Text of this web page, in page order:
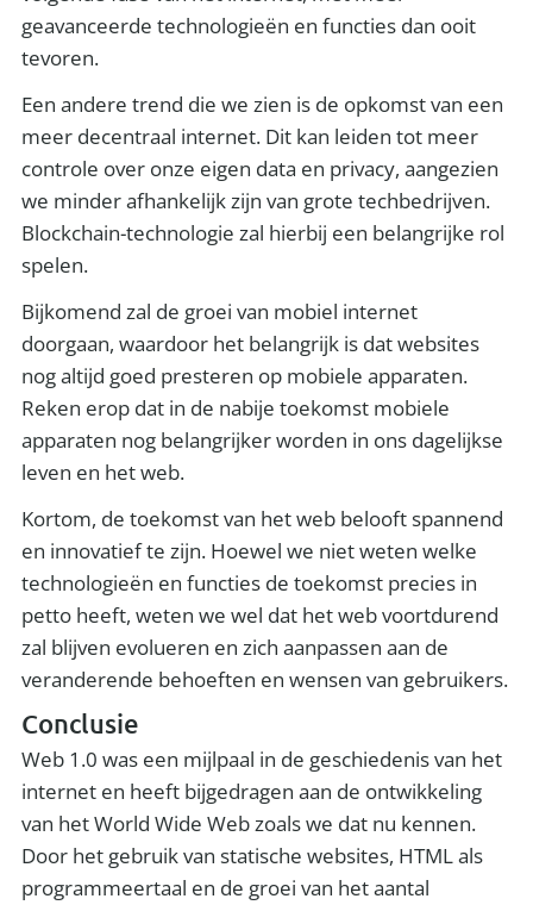
geavanceerde technologieën en functies dan ooit
tevoren.
Een andere trend die we zien is de opkomst van een
meer decentraal internet. Dit kan leiden tot meer
controle over onze eigen data en privacy, aangezien
we minder afhankelijk zijn van grote techbedrijven.
Blockchain-technologie zal hierbij een belangrijke rol
spelen.
Bijkomend zal de groei van mobiel internet
doorgaan, waardoor het belangrijk is dat websites
nog altijd goed presteren op mobiele apparaten.
Reken erop dat in de nabije toekomst mobiele
apparaten nog belangrijker worden in ons dagelijkse
leven en het web.
Kortom, de toekomst van het web belooft spannend
en innovatief te zijn. Hoewel we niet weten welke
technologieën en functies de toekomst precies in
petto heeft, weten we wel dat het web voortdurend
zal blijven evolueren en zich aanpassen aan de
veranderende behoeften en wensen van gebruikers.
Conclusie
Web 1.0 was een mijlpaal in de geschiedenis van het
internet en heeft bijgedragen aan de ontwikkeling
van het World Wide Web zoals we dat nu kennen.
Door het gebruik van statische websites, HTML als
programmeertaal en de groei van het aantal